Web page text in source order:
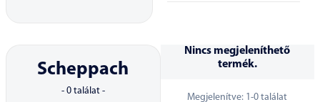
Scheppach
- 0találat -
Nincs megjeleníthető
termék.
Megjelenítve: 1-0 találat